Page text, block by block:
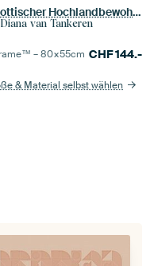
Schottischer Hochlandbewohner
Diana van Tankeren
–80×55cm CHF144.-
& Material selbst wählen